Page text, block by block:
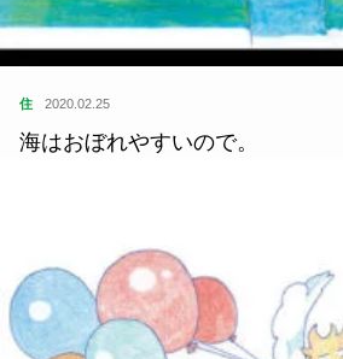
住 2020.02.25
海はおぼれやすいので。